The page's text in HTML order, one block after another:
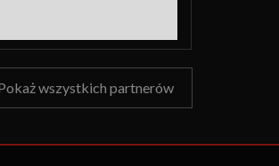
wszystkich partnerów